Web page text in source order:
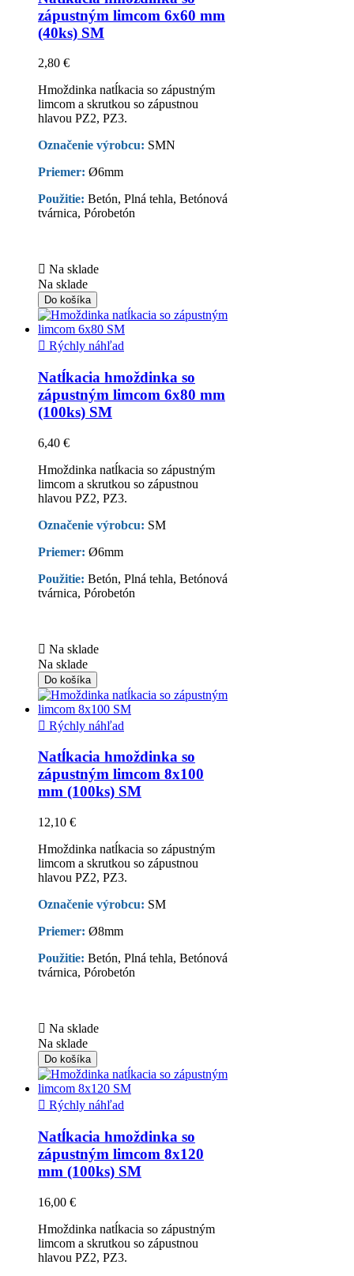
zápustným limcom 6x60 mm
(40ks) SM
2,80 €
Hmoždinka natĺkacia so zápustným
limcom a skrutkou so zápustnou
hlavou PZ2, PZ3.
Označenie výrobcu: SMN
Priemer: Ø6mm
Použitie: Betón, Plná tehla, Betónová
tvárnica, Pórobetón
 Na sklade
Na sklade
Do košíka
 Rýchly náhľad
Natĺkacia hmoždinka so
zápustným limcom 6x80 mm
(100ks) SM
6,40 €
Hmoždinka natĺkacia so zápustným
limcom a skrutkou so zápustnou
hlavou PZ2, PZ3.
Označenie výrobcu: SM
Priemer: Ø6mm
Použitie: Betón, Plná tehla, Betónová
tvárnica, Pórobetón
 Na sklade
Na sklade
Do košíka
 Rýchly náhľad
Natĺkacia hmoždinka so
zápustným limcom 8x100
mm (100ks) SM
12,10 €
Hmoždinka natĺkacia so zápustným
limcom a skrutkou so zápustnou
hlavou PZ2, PZ3.
Označenie výrobcu: SM
Priemer: Ø8mm
Použitie: Betón, Plná tehla, Betónová
tvárnica, Pórobetón
 Na sklade
Na sklade
Do košíka
 Rýchly náhľad
Natĺkacia hmoždinka so
zápustným limcom 8x120
mm (100ks) SM
16,00 €
Hmoždinka natĺkacia so zápustným
limcom a skrutkou so zápustnou
hlavou PZ2, PZ3.